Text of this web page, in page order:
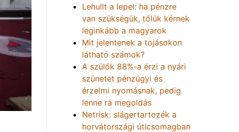
Lehullt a lepel: ha pénzre
van szükségük, tőlük kérnek
leginkább a magyarok
Mit jelentenek a tojásokon
látható számok?
A szülők 88%-a érzi a nyári
szünetet pénzügyi és
érzelmi nyomásnak, pedig
lenne rá megoldás
Netrisk: slágertartozék a
horvátországi úticsomagban